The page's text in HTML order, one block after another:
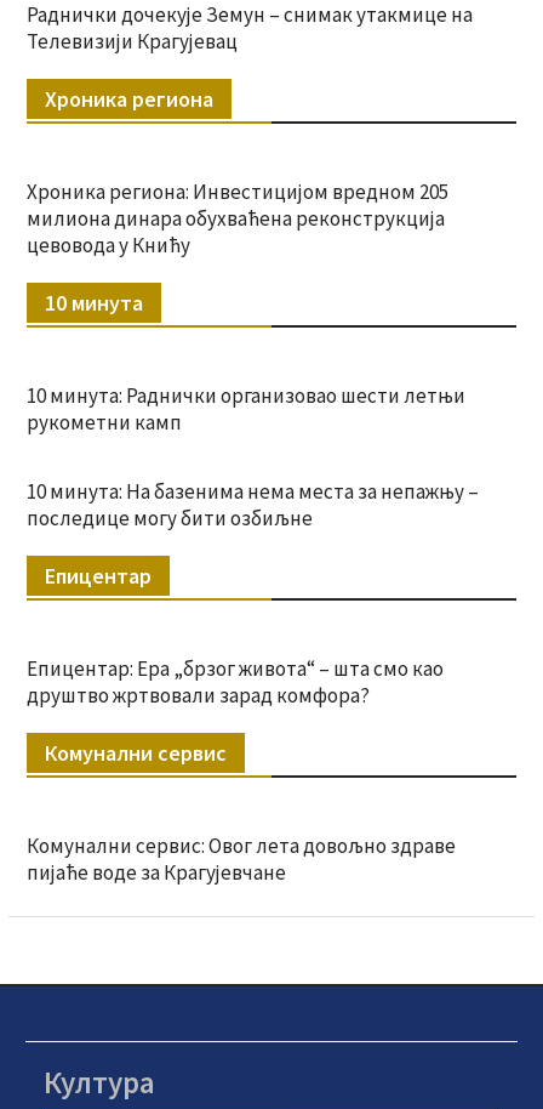
Раднички дочекује Земун – снимак утакмице на
Телевизији Крагујевац
Хроника региона
Хроника региона: Инвестицијом вредном 205
милиона динара обухваћена реконструкција
цевовода у Книћу
10 минута
10 минута: Раднички организовао шести летњи
рукометни камп
10 минута: На базенима нема места за непажњу –
последице могу бити озбиљне
Епицентар
Епицентар: Ера „брзог живота“ – шта смо као
друштво жртвовали зарад комфора?
Комунални сервис
Комунални сервис: Овог лета довољно здраве
пијаће воде за Крагујевчане
Култура